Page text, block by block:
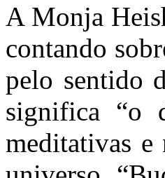
A Monja
contando
pelo sentido
significa “o
meditativas e